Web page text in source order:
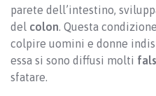
parete dell’intestino,
del colon. Questa
colpire uomini e donne
essa si sono diffusi molti
sfatare.